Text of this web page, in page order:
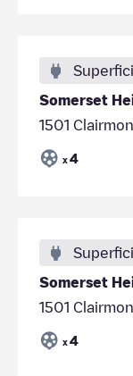
Somerset
1501
x 4
Somerset
1501
x 4